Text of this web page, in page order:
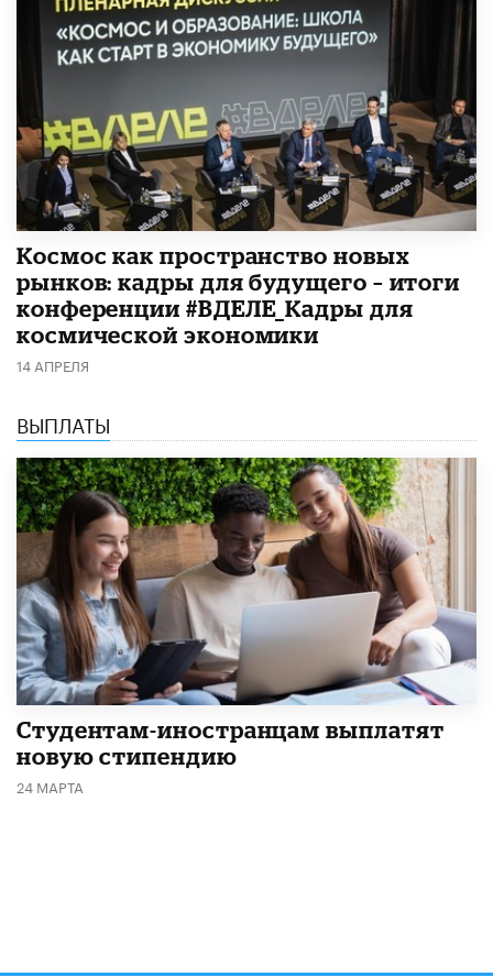
Космос как пространство новых
рынков: кадры для будущего – итоги
конференции #ВДЕЛЕ_Кадры для
космической экономики
14 АПРЕЛЯ
ВЫПЛАТЫ
Студентам-иностранцам выплатят
новую стипендию
24 МАРТА